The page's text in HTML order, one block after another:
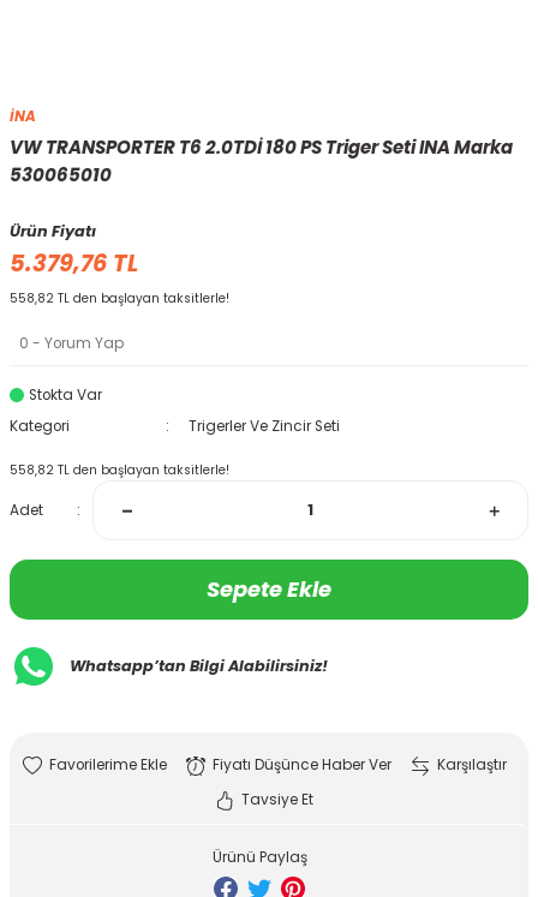
İNA
VW TRANSPORTER T6 2.0TDİ 180 PS Triger Seti INA Marka
530065010
Ürün Fiyatı
5.379,76 TL
558,82 TL den başlayan taksitlerle!
0 - Yorum Yap
Stokta Var
Kategori
Trigerler Ve Zincir Seti
558,82 TL den başlayan taksitlerle!
Adet
Sepete Ekle
Whatsapp’tan Bilgi Alabilirsiniz!
Fiyatı Düşünce Haber Ver
Karşılaştır
Tavsiye Et
Ürünü Paylaş